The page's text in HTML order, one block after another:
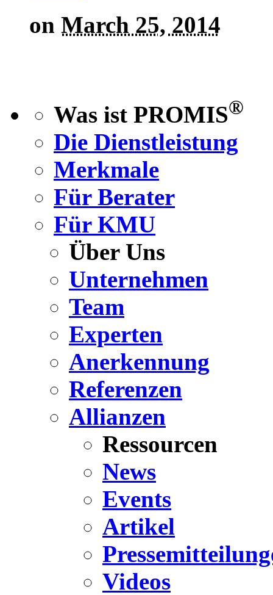
on March 25, 2014
Was ist PROMIS®
Die Dienstleistung
Merkmale
Für Berater
Für KMU
Über Uns
Unternehmen
Team
Experten
Anerkennung
Referenzen
Allianzen
Ressourcen
News
Events
Artikel
Videos